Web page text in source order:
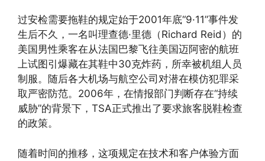
过安检需要拖鞋的规定始于2001年底“9·11”事件发
生后不久，一名叫理查德·里德（Richard Reid）的
美国男性乘客在从法国巴黎飞往美国迈阿密的航班
上试图引爆藏在其鞋中30克炸药，所幸被机组人员
制服。随后各大机场与航空公司对潜在模仿犯罪采
取严密防范。2006年，在情报部门判断存在“持续
威胁”的背景下，TSA正式推出了要求旅客脱鞋检查
的政策。
随着时间的推移，这项规定在技术和客户体验方面